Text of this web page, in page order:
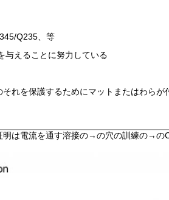
Q235、等
与えることに努力している
れを保護するためにマットまたはわら
は電流を通す溶接の→の穴の訓練の→